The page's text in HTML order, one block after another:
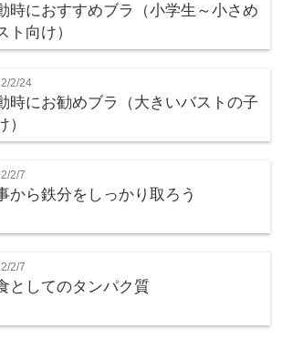
時におすすめブラ（小学生～小さめ
ト向け）
2/24
時にお勧めブラ（大きいバストの子
）
2/7
から鉄分をしっかり取ろう
2/7
としてのタンパク質